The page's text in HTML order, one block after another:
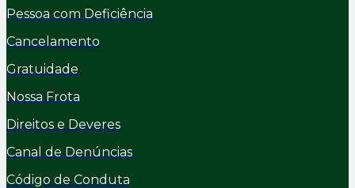
Pessoa com Deficiência
Cancelamento
Gratuidade
Nossa Frota
Direitos e Deveres
Canal de Denúncias
Código de Conduta